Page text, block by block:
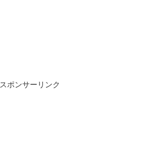
スポンサーリンク